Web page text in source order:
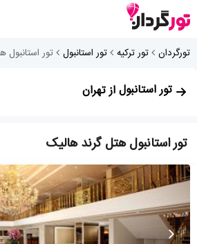
تورگردان تور ترکیه تور استانبول تور استانبول
تور استانبولاز تهران
تور استانبول هتل گرند هالیک